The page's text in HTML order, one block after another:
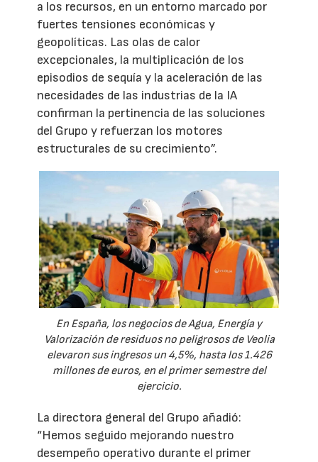
a los recursos, en un entorno marcado por
fuertes tensiones económicas y
geopolíticas. Las olas de calor
excepcionales, la multiplicación de los
episodios de sequía y la aceleración de las
necesidades de las industrias de la IA
confirman la pertinencia de las soluciones
del Grupo y refuerzan los motores
estructurales de su crecimiento”.
En España, los negocios de Agua, Energía y
Valorización de residuos no peligrosos de Veolia
elevaron sus ingresos un 4,5%, hasta los 1.426
millones de euros, en el primer semestre del
ejercicio.
La directora general del Grupo añadió:
“Hemos seguido mejorando nuestro
desempeño operativo durante el primer